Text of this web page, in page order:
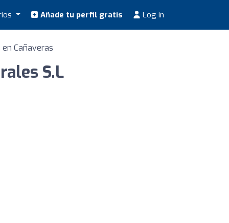
Añade tu perfil gratis Log in
Cañaveras
S.L